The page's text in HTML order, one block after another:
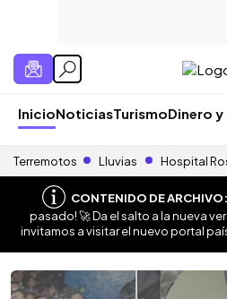
InicioNoticiasTurismoDinero
Terremotos Lluvias Hospital
CONTENIDO DE ARCHIVO:
pasado! 🚀 Da el salto a la nueva
invitamos a visitar el nuevo portal